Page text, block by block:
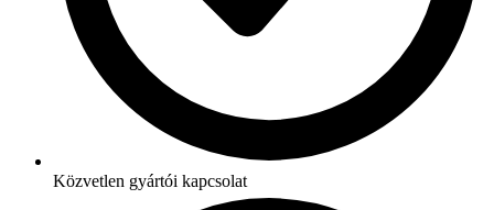
Közvetlen gyártói kapcsolat